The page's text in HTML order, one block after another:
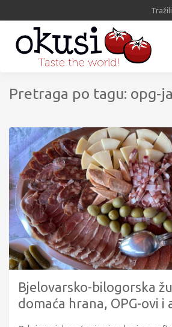
Pretraga po tagu: opg-
Bjelovarsko-bilogorska
domaća hrana, OPG-ovi i